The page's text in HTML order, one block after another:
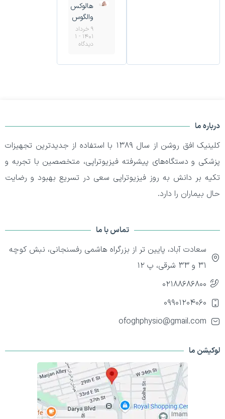
هالوکس
والگوس
۹ خرداد
۱۴۰۱
۱
دیدگاه
درباره ما
کلینیک افق روشن از سال 1389 با استفاده از جدیدترین تجهیزات
پزشکی و دستگاه‌های پیشرفته فیزیوتراپی، متخصصین با تجربه و
تکیه بر دانش به روز فیزیوتراپی سعی در تسریع بهبود و رضایت
حال بیماران را دارد.
تماس با ما
سعادت آباد، پایین تر از بزرگراه هاشمی رفسنجانی، نبش کوچه
۳۱ و ۳۳ شرقی، پ 12
02188686800
09901204060
ofoghphysio@gmail.com
لوکیشن ما